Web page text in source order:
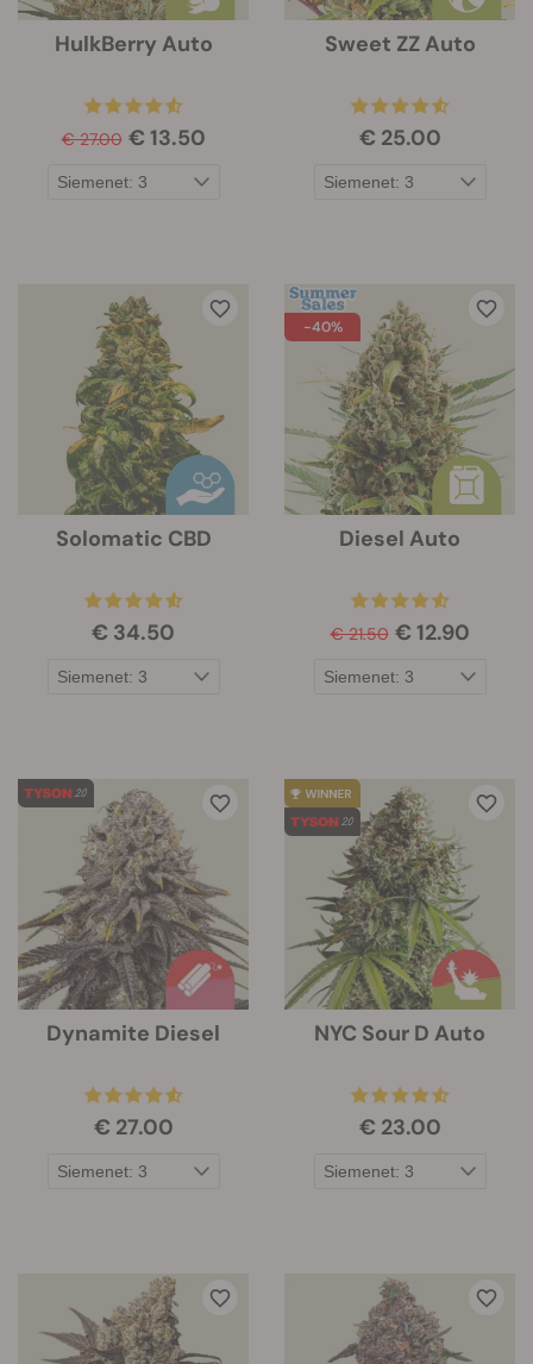
HulkBerry Auto
€ 27.00 € 13.50
Sweet ZZ Auto
€ 25.00
Solomatic CBD
€ 34.50
-40%
Diesel Auto
€ 21.50 € 12.90
Dynamite Diesel
€ 27.00
NYC Sour D Auto
€ 23.00